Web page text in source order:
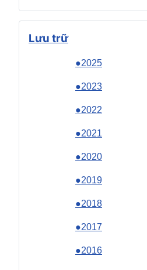
Lưu trữ
●2025
●2023
●2022
●2021
●2020
●2019
●2018
●2017
●2016